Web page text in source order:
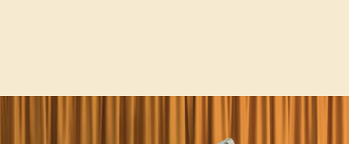
aanpak rond valpreventie